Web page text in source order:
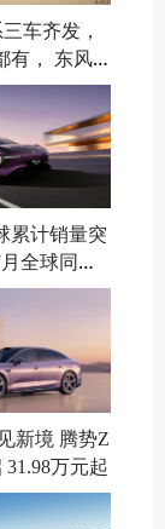
车齐发，
有， 东风
风神
累计销量突
全球同比
新境 腾势Z
31.98万元起